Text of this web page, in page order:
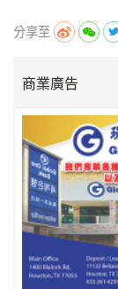
分享至
商業廣告